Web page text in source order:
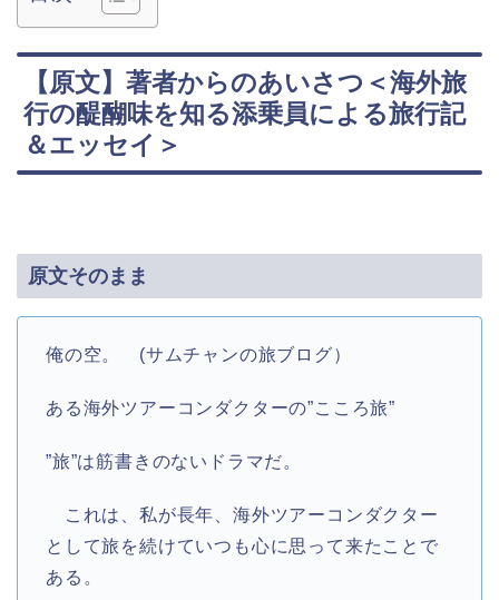
【原文】著者からのあいさつ＜海外旅
行の醍醐味を知る添乗員による旅行記
＆エッセイ＞
原文そのまま
俺の空。 (サムチャンの旅ブログ）
ある海外ツアーコンダクターの”こころ旅”
”旅”は筋書きのないドラマだ。
これは、私が長年、海外ツアーコンダクター
として旅を続けていつも心に思って来たことで
ある。